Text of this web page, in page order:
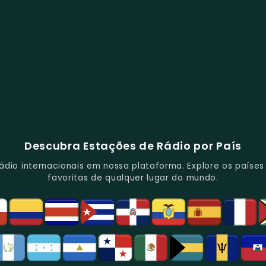
Descubra Estações de Rádio por País
internacionais em nossa plataforma. Explore os
favoritas de qualquer lugar do mundo.